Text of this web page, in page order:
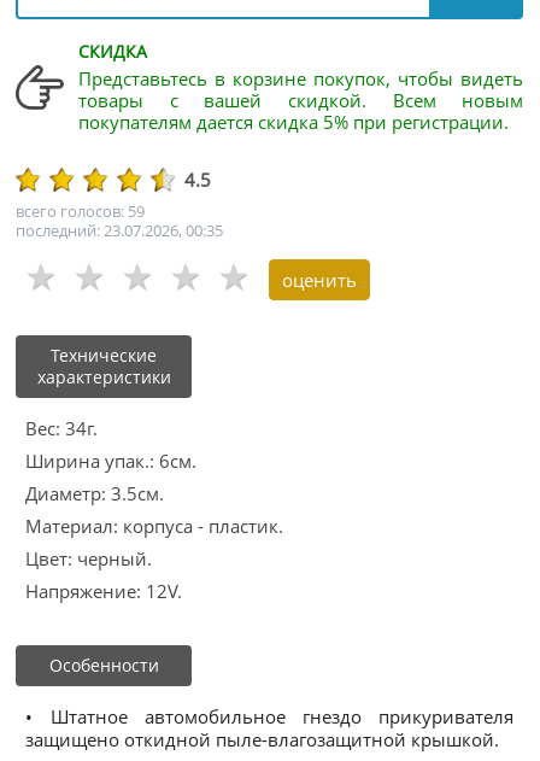
СКИДКА
Представьтесь в корзине покупок, чтобы видеть
товары с вашей скидкой. Всем новым
покупателям дается скидка 5% при регистрации.
4.5
всего голосов: 59
последний: 23.07.2026, 00:35
Технические
характеристики
Вес: 34г.
Ширина упак.: 6см.
Диаметр: 3.5см.
Материал: корпуса - пластик.
Цвет: черный.
Напряжение: 12V.
Особенности
• Штатное автомобильное гнездо прикуривателя
защищено откидной пыле-влагозащитной крышкой.